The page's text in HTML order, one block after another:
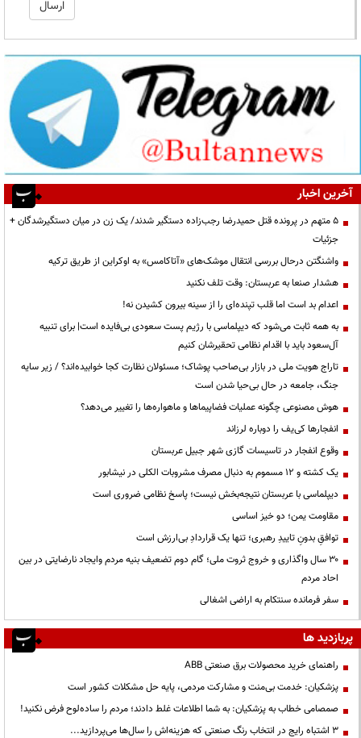
آخرین اخبار
۵ متهم در پرونده قتل حمیدرضا رجب‌زاده دستگیر شدند/ یک زن در میان دستگیرشدگان +
جزئیات
واشنگتن درحال بررسی انتقال موشک‌های «آتاکامس» به اوکراین از طریق ترکیه
هشدار صنعا به عربستان: وقت تلف نکنید
اعدام بد است اما قلب تپنده‌ای را از سینه بیرون کشیدن نه!
به همه ثابت می‌شود که دیپلماسی با رژیم پست سعودی بی‌فایده است| برای تنبیه
آل‌سعود باید با اقدام نظامی تحقیرشان کنیم
تاراج هویت ملی در بازار بی‌صاحب پوشاک؛ مسئولان نظارت کجا خوابیده‌اند؟ / زیر سایه
جنگ، جامعه در حال بی‌حیا شدن است
هوش مصنوعی چگونه عملیات فضاپیماها و ماهواره‌ها را تغییر می‌دهد؟
انفجارها کی‌یف را دوباره لرزاند
وقوع انفجار در تاسیسات گازی شهر جبیل عربستان
یک کشته و ۱۲ مسموم به دنبال مصرف مشروبات الکلی در نیشابور
دیپلماسی با عربستان نتیجه‌بخش نیست؛ پاسخ نظامی ضروری است
مقاومت یمن؛ دو خیز اساسی
توافقِ بدونِ تاییدِ رهبری؛ تنها یک قراردادِ بی‌ارزش است
۳۰ سال واگذاری و خروج ثروت ملی؛ گام دوم تضعیف بنیه مردم وایجاد نارضایتی در بین
احاد مردم
سفر فرمانده سنتکام به اراضی اشغالی
پربازدید ها
راهنمای خرید محصولات برق صنعتی ABB
پزشکیان: خدمت بی‌منت و مشارکت مردمی، پایه حل مشکلات کشور است
صمصامی خطاب به پزشکیان: به شما اطلاعات غلط دادند؛ مردم را ساده‌لوح فرض نکنید!
3 اشتباه رایج در انتخاب رنگ صنعتی که هزینه‌اش را سال‌ها می‌پردازید...